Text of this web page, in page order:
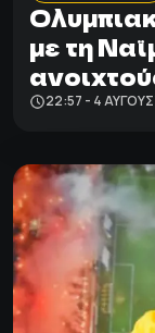
με τη
22:57 - 4